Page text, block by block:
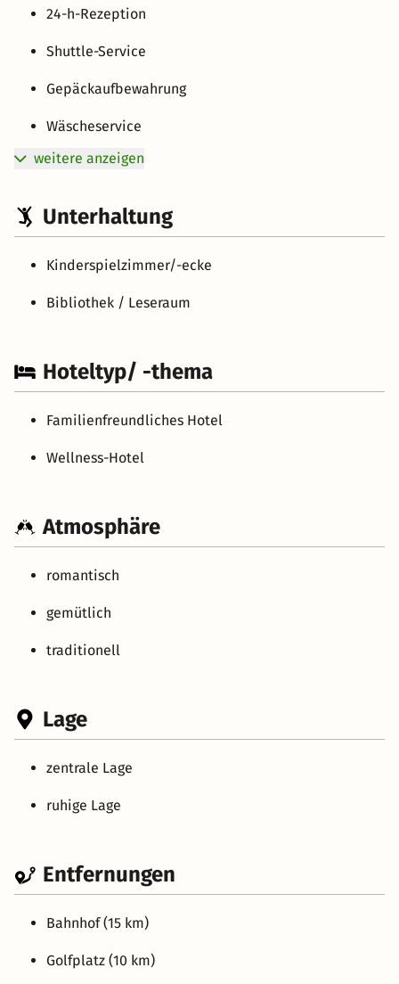
24-h-Rezeption
Shuttle-Service
Gepäckaufbewahrung
Wäscheservice
weitere anzeigen
Unterhaltung
Kinderspielzimmer/-ecke
Bibliothek / Leseraum
Hoteltyp/ -thema
Familienfreundliches Hotel
Wellness-Hotel
Atmosphäre
romantisch
gemütlich
traditionell
Lage
zentrale Lage
ruhige Lage
Entfernungen
Bahnhof (15 km)
Golfplatz (10 km)